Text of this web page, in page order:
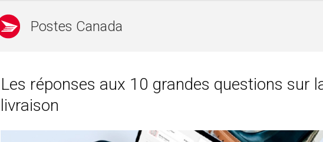
Postes Canada
Les réponses aux 10 grandes questions sur
livraison